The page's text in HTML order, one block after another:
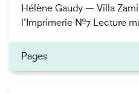
Hélène Gaudy — Villa
l’Imprimerie n°7 Lecture
Pages